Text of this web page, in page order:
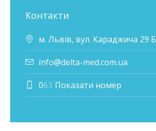
Контакти
м. Львів, вул. Караджича 29 Б
info@delta-med.com.ua
063 Показати номер